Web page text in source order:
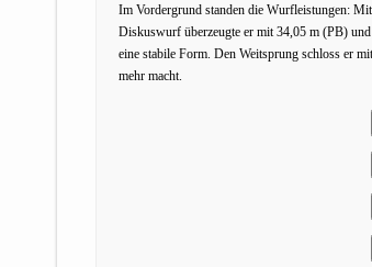
Im Vordergrund standen die Wurfleistungen:
Diskuswurf überzeugte er mit 34,05 m (PB)
eine stabile Form. Den Weitsprung schloss er
mehr macht.